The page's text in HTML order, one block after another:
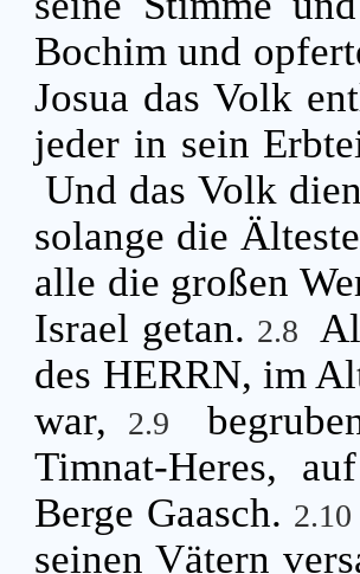
Bochim und
Josua das Volk
jeder in sein
Und das Volk
solange die
alle die großen
Israel getan. 2.8
des HERRN, im
war,
2.9
Timnat-Heres,
Berge Gaasch. 2.10
seinen Vätern